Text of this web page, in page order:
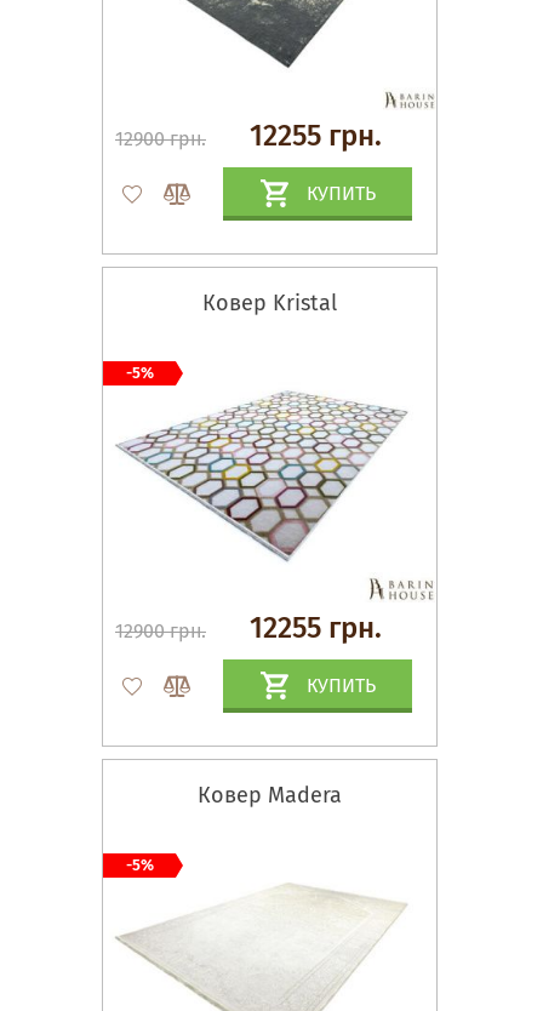
12900 грн. 12255 грн.
КУПИТЬ
Ковер Kristal
12900 грн. 12255 грн.
КУПИТЬ
-5%
Ковер Madera
-5%